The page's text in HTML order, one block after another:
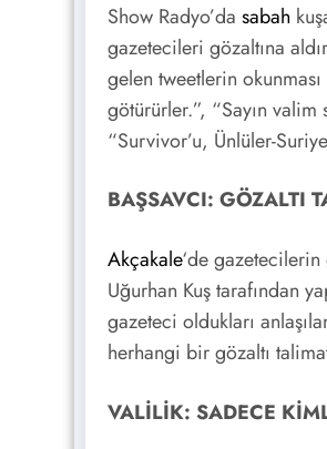
Show Radyo’da sabah
gazetecileri gözaltına
gelen tweetlerin
götürürler.”, “Sayın
“Survivor’u, Ünlüler-
BAŞSAVCI: GÖZALTI
Akçakale‘de gazetecilerin
Uğurhan Kuş tarafından
gazeteci oldukları
herhangi bir gözaltı
VALİLİK: SADECE